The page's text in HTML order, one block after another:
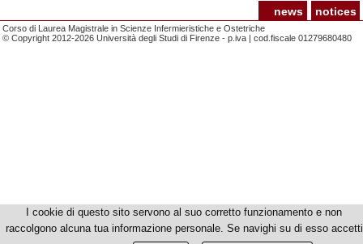
news notices
Corso di Laurea Magistrale in Scienze Infermieristiche e Ostetriche
© Copyright 2012-2026 Università degli Studi di Firenze - p.iva | cod.fiscale 01279680480
I cookie di questo sito servono al suo corretto funzionamento e non
raccolgono alcuna tua informazione personale. Se navighi su di esso accetti